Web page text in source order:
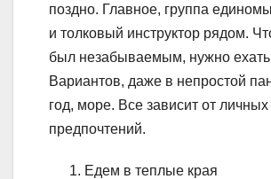
поздно. Главное, группа
и толковый инструктор рядом.
был незабываемым, нужно ехать
Вариантов, даже в непростой
год, море. Все зависит от личных
предпочтений.
Едем в теплые края